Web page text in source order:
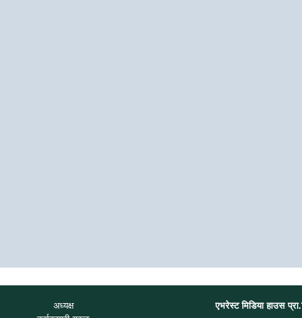
अध्यक्ष
एभरेस्ट मिडिया हाउस